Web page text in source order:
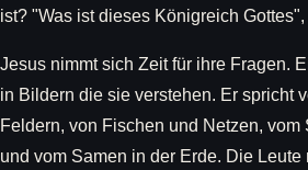
ist? "Was ist dieses Königreich
Jesus nimmt sich Zeit für ihre Fragen.
in Bildern die sie verstehen. Er spricht
Feldern, von Fischen und Netzen, vom
und vom Samen in der Erde. Die Leute